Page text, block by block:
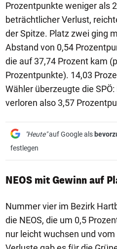
Prozentpunkte weniger als
beträchtlicher Verlust,
der Spitze. Platz zwei ging
Abstand von 0,54
die auf 37,74 Prozent kam
Prozentpunkte). 14,03
Wähler überzeugte die
verloren also 3,57
"Heute"auf Google als
festlegen
NEOS mit Gewinn auf
Nummer vier im Bezirk
die NEOS, die um 0,5
nur leicht wuchsen und